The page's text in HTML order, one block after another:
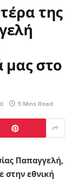
της
μας στο
5 Mins Read
Παπαγγελή,
στην εθνική